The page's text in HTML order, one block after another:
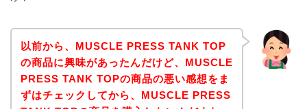
以前から、MUSCLE PRESS TANK TOP
の商品に興味があったんだけど、MUSCLE
PRESS TANK TOPの商品の悪い感想をま
ずはチェックしてから、MUSCLE PRESS